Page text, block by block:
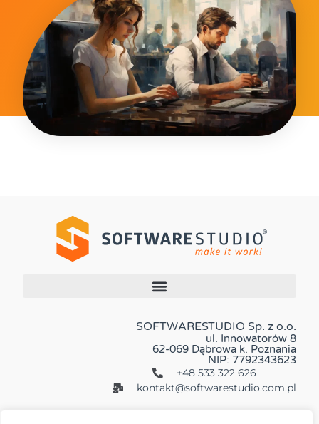
SOFTWARESTUDIO Sp. z o.o.
ul. Innowatorów 8
62-069 Dąbrowa k. Poznania
NIP: 7792343623
+48 533 322 626
kontakt@softwarestudio.com.pl